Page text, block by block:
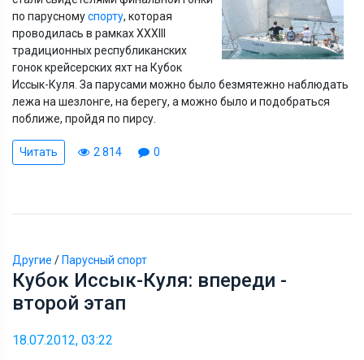
по парусномуспорту, которая
проводилась в рамках XXXIII
традиционных республиканских
гонок крейсерских яхт на Кубок
Иссык-Куля. За парусами можно было безмятежно наблюдать
лежа на шезлонге, на берегу, а можно было и подобраться
поближе, пройдя по пирсу.
Читать 2 814 0
Другие / Парусный спорт
Кубок Иссык-Куля: впереди -
второй этап
18.07.2012, 03:22